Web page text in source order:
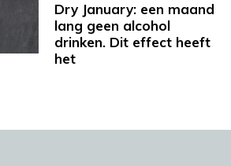
Dry January: een maand
lang geen alcohol
drinken. Dit effect heeft
het